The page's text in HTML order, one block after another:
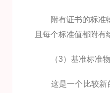
附有证书的标准物
且每个标准值都附有
（3）基准标准物
这是一个比较新的